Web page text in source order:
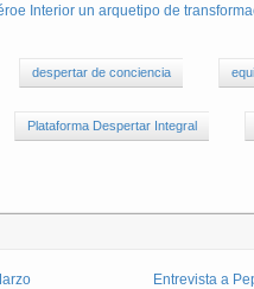
Interior un arquetipo de
despertar de conciencia
Plataforma Despertar Integral
Entrevista a